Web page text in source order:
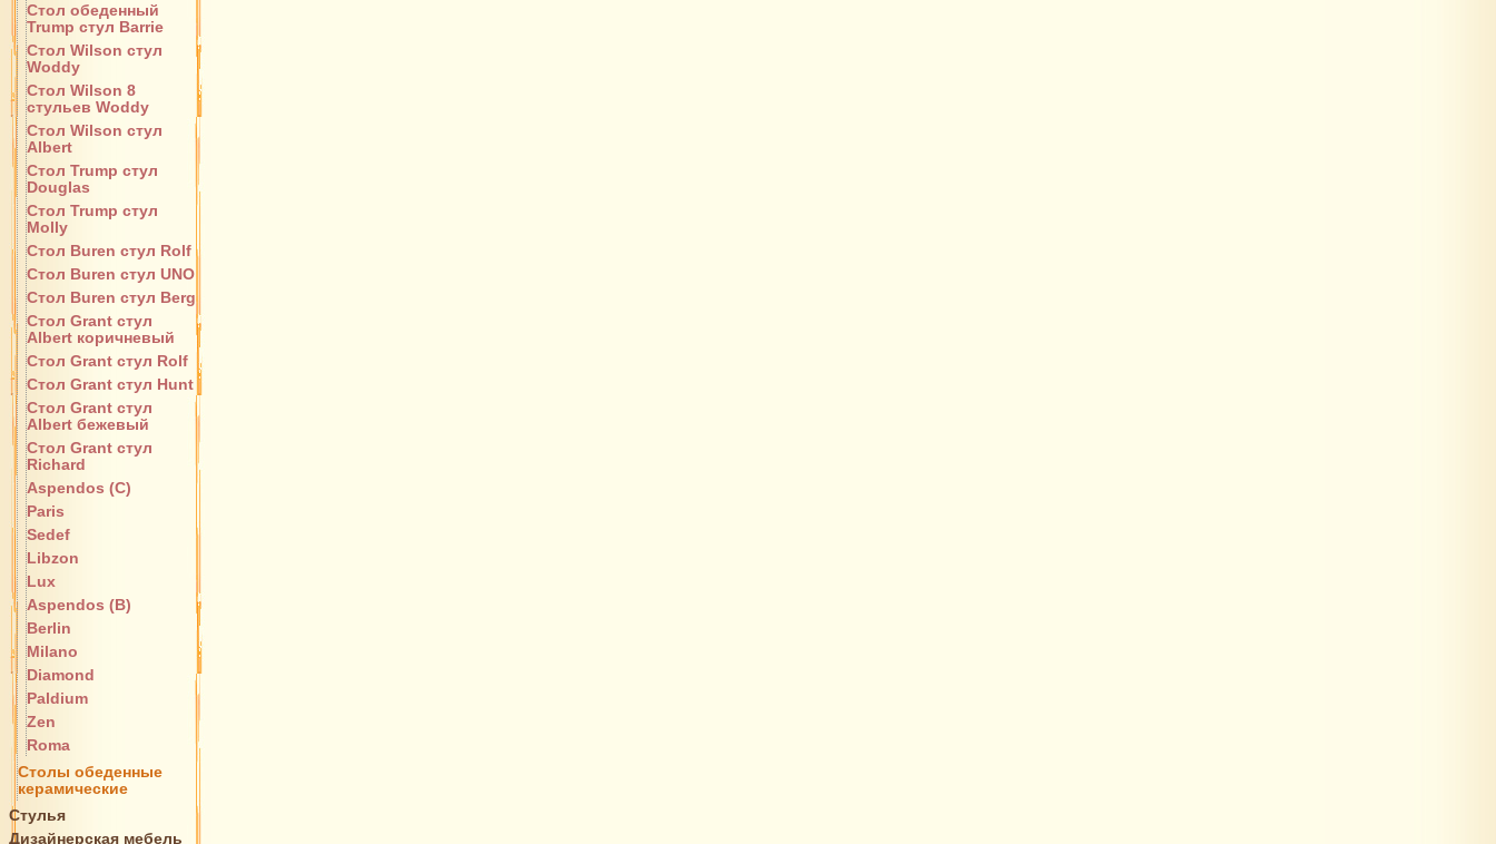
Стол обеденный
Trump стул Barrie
Стол Wilson стул
Woddy
Стол Wilson 8
стульев Woddy
Стол Wilson стул
Albert
Стол Trump стул
Douglas
Стол Trump стул
Molly
Стол Buren стул Rolf
Стол Buren стул UNO
Стол Buren стул Berg
Стол Grant стул
Albert коричневый
Стол Grant стул Rolf
Стол Grant стул Hunt
Стол Grant стул
Albert бежевый
Стол Grant стул
Richard
Aspendos (C)
Paris
Sedef
Libzon
Lux
Aspendos (B)
Berlin
Milano
Diamond
Paldium
Zen
Roma
Столы обеденные
керамические
Стулья
Дизайнерская мебель